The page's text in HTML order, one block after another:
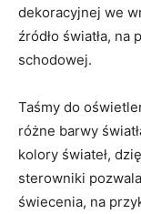
dekoracyjnej we
źródło światła, na
schodowej.
Taśmy do
różne barwy
kolory świateł,
sterowniki
świecenia, na